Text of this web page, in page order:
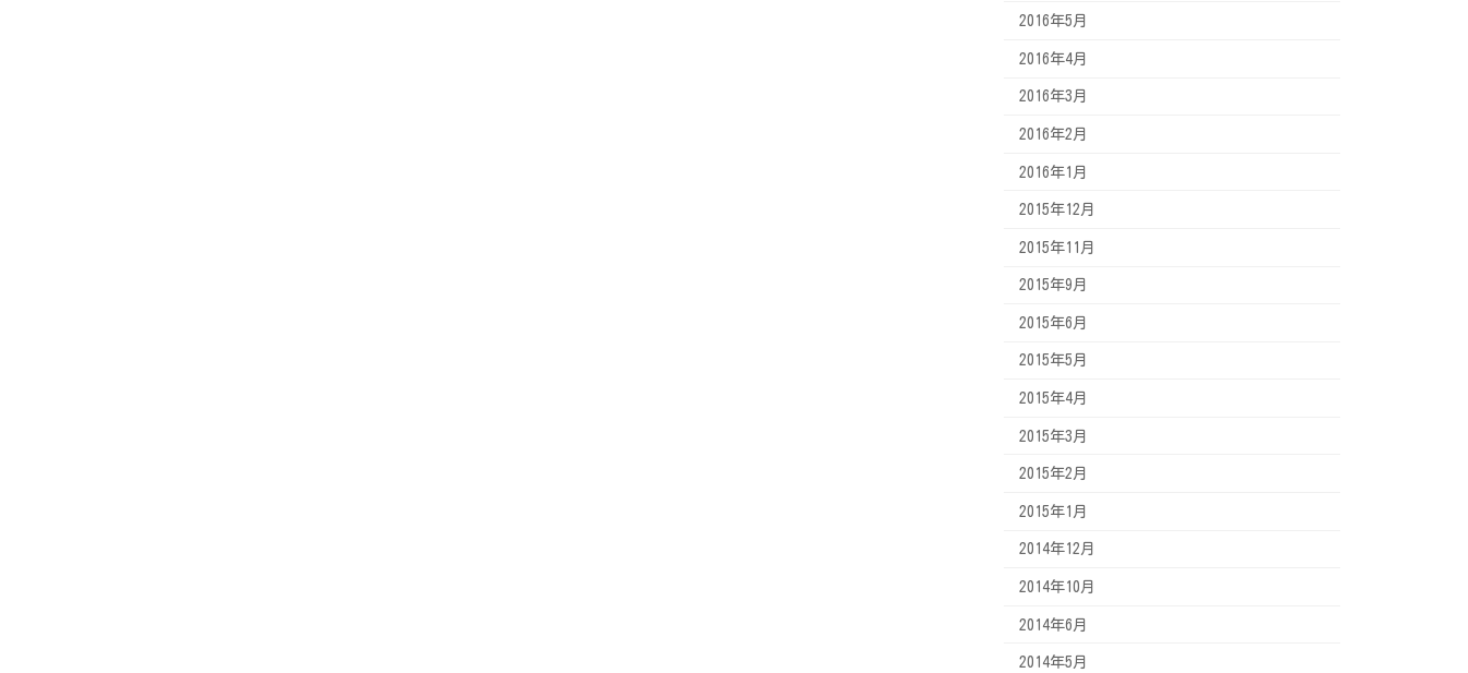
2016年5月
2016年4月
2016年3月
2016年2月
2016年1月
2015年12月
2015年11月
2015年9月
2015年6月
2015年5月
2015年4月
2015年3月
2015年2月
2015年1月
2014年12月
2014年10月
2014年6月
2014年5月